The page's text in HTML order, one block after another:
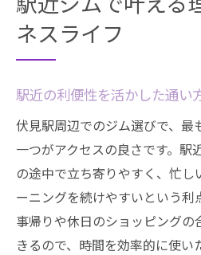
駅近ジムで叶える
ネスライフ
駅近の利便性を活かした通い
伏見駅周辺でのジム選びで、最
一つがアクセスの良さです。駅
の途中で立ち寄りやすく、忙
ーニングを続けやすいという利
事帰りや休日のショッピング
きるので、時間を効率的に使い